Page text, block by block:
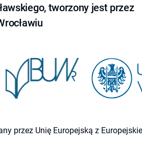
tworzony jest przez
przez Unię Europejską z